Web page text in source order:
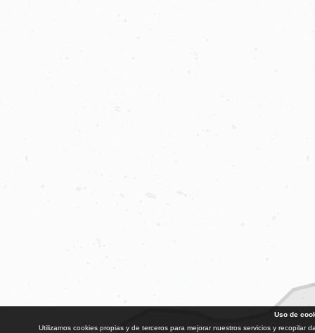
Uso de
Utilizamos cookies propias y de terceros para mejorar nuestros servicios y